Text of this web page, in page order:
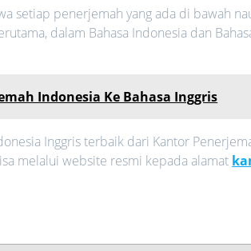
setiap penerjemah yang ada di bawah
dalam Bahasa Indonesia dan
Indonesia Ke Bahasa Inggris
Inggris terbaik dari Kantor
melalui website resmi kepada alamat